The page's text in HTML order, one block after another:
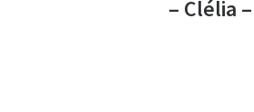
– Clélia –